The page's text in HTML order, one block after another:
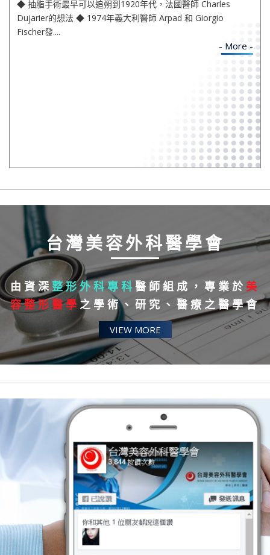
◆ 抽脂手術最早可以追朔到1920年代，法國醫師 Charles
Dujarier的想法 ◆ 1974年義大利醫師 Arpad 和 Giorgio
Fischer發....
- More -
台灣美容外科醫學會
由資深整形外科專科 醫師組成，專業於 美
容整形醫學 之學術、研究、醫療之醫學會
VIEW MORE